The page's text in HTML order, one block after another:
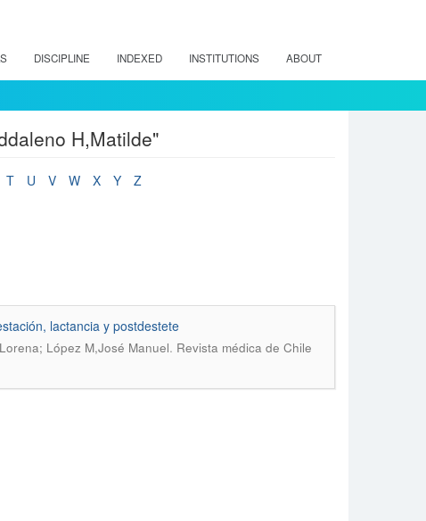
DISCIPLINE INDEXED INSTITUTIONS ABOUT
H,Matilde"
T U V W X Y
Z
lactancia y postdestete
López M,José Manuel. Revista médica de Chile